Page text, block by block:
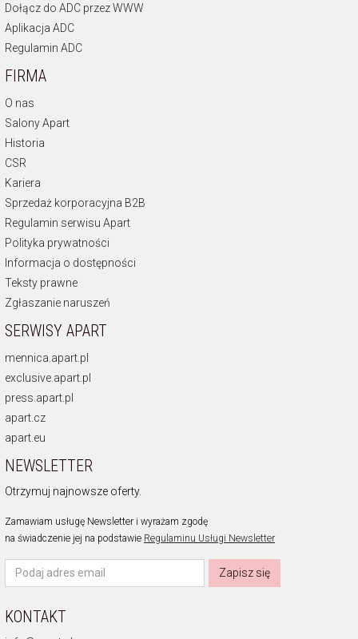
Dołącz do ADC przez WWW
Aplikacja ADC
Regulamin ADC
FIRMA
O nas
Salony Apart
Historia
CSR
Kariera
Sprzedaż korporacyjna B2B
Regulamin serwisu Apart
Polityka prywatności
Informacja o dostępności
Teksty prawne
Zgłaszanie naruszeń
SERWISY APART
mennica.apart.pl
exclusive.apart.pl
press.apart.pl
apart.cz
apart.eu
NEWSLETTER
Otrzymuj najnowsze oferty.
Zamawiam usługę Newsletter i wyrażam zgodę
na świadczenie jej na podstawie Regulaminu Usługi Newsletter
Zapisz się
KONTAKT